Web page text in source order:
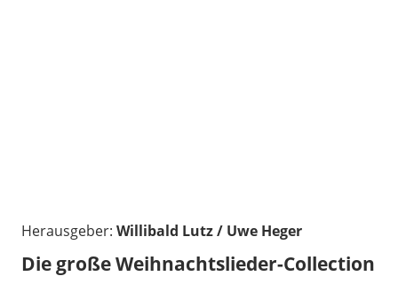
Herausgeber: Willibald Lutz / Uwe Heger
Die große Weihnachtslieder-Collection